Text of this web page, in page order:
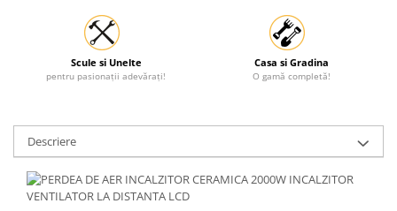
Scule si Unelte
pentru pasionații adevărați!
Casa si Gradina
O gamă completă!
Descriere